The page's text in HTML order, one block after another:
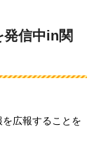
発信中in関
広報することを